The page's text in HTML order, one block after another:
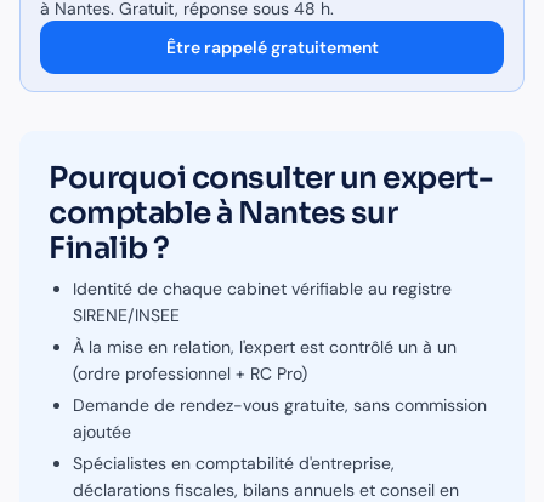
à Nantes. Gratuit, réponse sous 48 h.
Être rappelé gratuitement
Pourquoi consulter unexpert-
comptableà Nantessur
Finalib ?
Identité de chaque cabinet vérifiable au registre
SIRENE/INSEE
À la mise en relation, l'expert est contrôlé un à un
(ordre professionnel + RC Pro)
Demande de rendez-vous gratuite, sans commission
ajoutée
Spécialistes en comptabilité d'entreprise,
déclarations fiscales, bilans annuels et conseil en